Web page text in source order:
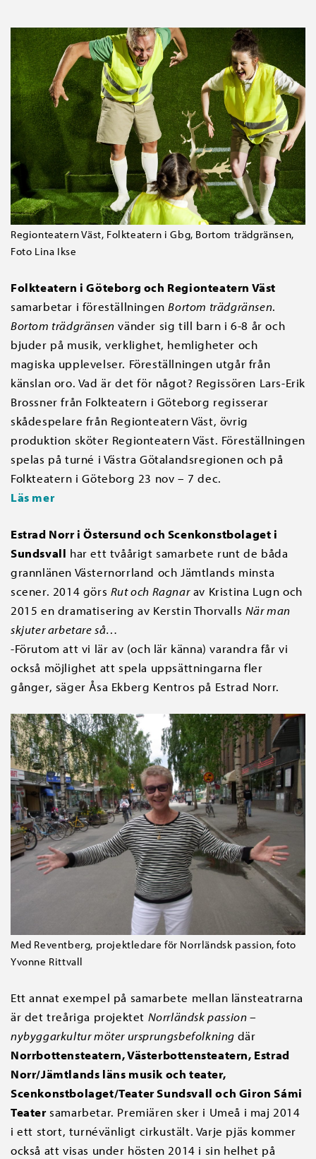
Regionteatern Väst, Folkteatern i Gbg, Bortom trädgränsen,
Foto Lina Ikse
Folkteatern i Göteborg och Regionteatern Väst
samarbetar i föreställningenBortom trädgränsen.
Bortom trädgränsen vänder sig till barn i 6-8 år och
bjuder på musik, verklighet, hemligheter och
magiska upplevelser. Föreställningen utgår från
känslan oro. Vad är det för något? Regissören Lars-Erik
Brossner från Folkteatern i Göteborg regisserar
skådespelare från Regionteatern Väst, övrig
produktion sköter Regionteatern Väst. Föreställningen
spelas på turné i Västra Götalandsregionen och på
Folkteatern i Göteborg 23 nov – 7 dec.
Läs mer
Estrad Norr i Östersund och Scenkonstbolaget i
Sundsvall har ett tvåårigt samarbete runt de båda
grannlänen Västernorrland och Jämtlands minsta
scener. 2014 görs Rut och Ragnarav Kristina Lugn och
2015 en dramatisering av Kerstin Thorvalls När man
skjuter arbetare så…
-Förutom att vi lär av (och lär känna) varandra får vi
också möjlighet att spela uppsättningarna fler
gånger, säger Åsa Ekberg Kentros på Estrad Norr.
Med Reventberg, projektledare för Norrländsk passion, foto
Yvonne Rittvall
Ett annat exempel på samarbete mellan länsteatrarna
är det treåriga projektet Norrländsk passion –
nybyggarkultur möter ursprungsbefolkning där
Norrbottensteatern, Västerbottensteatern, Estrad
Norr/Jämtlands läns musik och teater,
Scenkonstbolaget/Teater Sundsvall och Giron Sámi
Teatersamarbetar. Premiären sker i Umeå i maj 2014
i ett stort, turnévänligt cirkustält. Varje pjäs kommer
också att visas under hösten 2014 i sin helhet på